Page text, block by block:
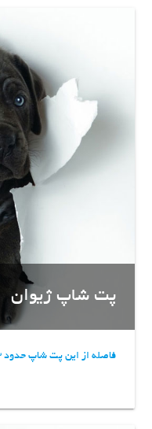
پت شاپ ژیوان
فاصله از این پت شاپ حدود 3 کیلومتر